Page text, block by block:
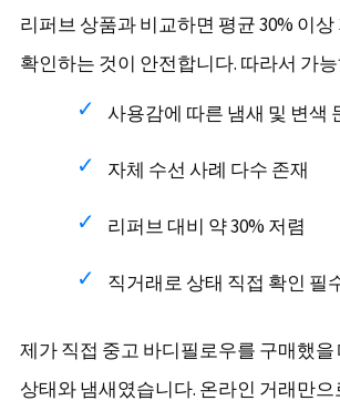
리퍼브 상품과 비교하면 평균 30% 이
확인하는 것이 안전합니다. 따라서 가
사용감에 따른 냄새 및 변색
자체 수선 사례 다수 존재
리퍼브 대비 약 30% 저렴
직거래로 상태 직접 확인 필
제가 직접 중고 바디필로우를 구매했
상태와 냄새였습니다. 온라인 거래만